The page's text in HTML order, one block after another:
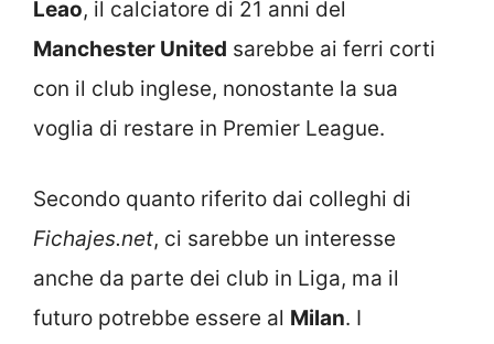
Leao, il calciatore di 21 anni del
Manchester United sarebbe ai ferri corti
con il club inglese, nonostante la sua
voglia di restare in Premier League.
Secondo quanto riferito dai colleghi di
Fichajes.net, ci sarebbe un interesse
anche da parte dei club in Liga, ma il
futuro potrebbe essere al Milan. I